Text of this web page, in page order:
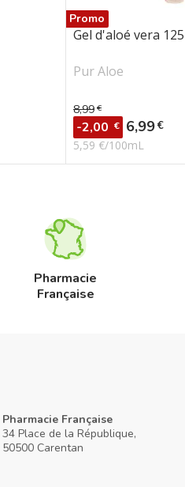
Promo
Gel d'aloé vera
Pur Aloe
Prix de base
8,99 €
-2,00 € Prix
6,99€
5,59 €/100mL
Pharmacie
Française
Pharmacie Française
34 Place de la République,
50500 Carentan